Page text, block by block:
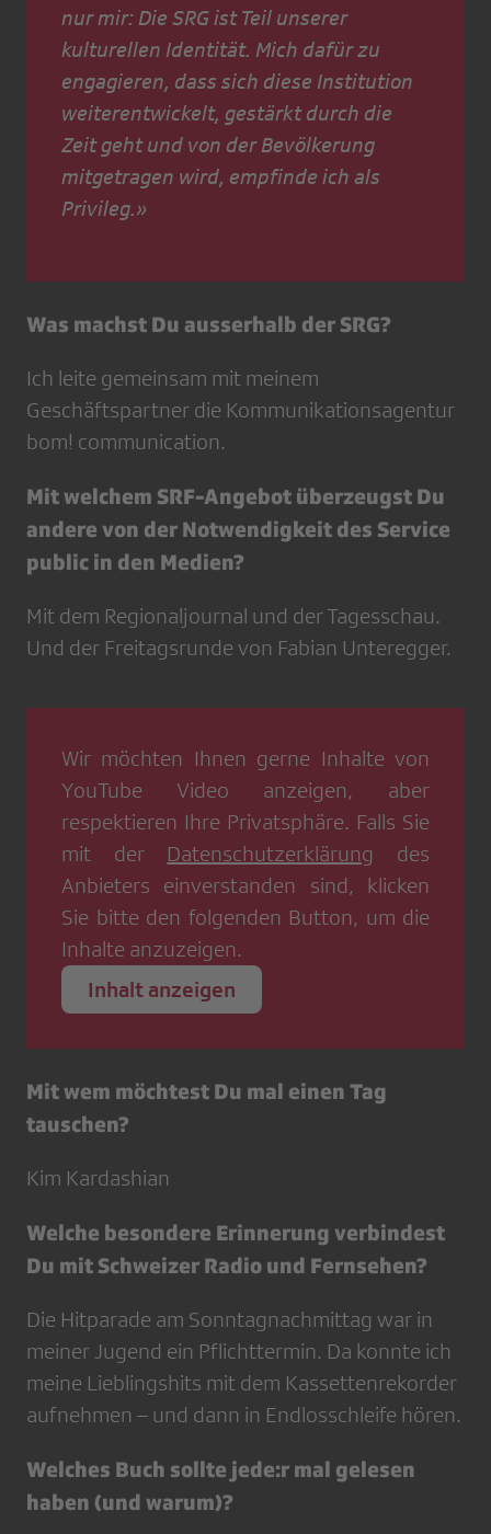
nur mir: Die SRG ist Teil unserer
kulturellen Identität. Mich dafür zu
engagieren, dass sich diese Institution
weiterentwickelt, gestärkt durch die
Zeit geht und von der Bevölkerung
mitgetragen wird, empfinde ich als
Privileg.»
Was machst Du ausserhalb der SRG?
Ich leite gemeinsam mit meinem
Geschäftspartner die Kommunikationsagentur
bom! communication.
Mit welchem SRF-Angebot überzeugst Du
andere von der Notwendigkeit des Service
public in den Medien?
Mit dem Regionaljournal und der Tagesschau.
Und der Freitagsrunde von Fabian Unteregger.
Wir möchten Ihnen gerne Inhalte von
YouTube Video anzeigen, aber
respektieren Ihre Privatsphäre. Falls Sie
mit der Datenschutzerklärung
des
Anbieters einverstanden sind, klicken
Sie bitte den folgenden Button, um die
Inhalte anzuzeigen.
Inhalt anzeigen
Mit wem möchtest Du mal einen Tag
tauschen?
Kim Kardashian
Welche besondere Erinnerung verbindest
Du mit Schweizer Radio und Fernsehen?
Die Hitparade am Sonntagnachmittag war in
meiner Jugend ein Pflichttermin. Da konnte ich
meine Lieblingshits mit dem Kassettenrekorder
aufnehmen – und dann in Endlosschleife hören.
Welches Buch sollte jede:r mal gelesen
haben (und warum)?